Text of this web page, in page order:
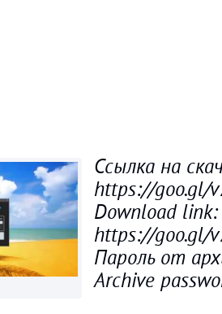
Ссылка на
https://goo.gl/
Download link:
https://goo.gl/
Пароль от
Archive